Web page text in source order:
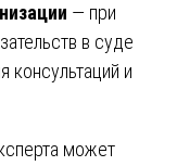
— при
в суде
консультаций и
может